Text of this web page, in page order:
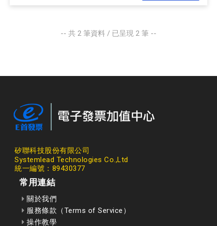
-- 共 2 筆資料 / 已呈現 2 筆 --
矽聯科技股份有限公司
Systemlead Technologies Co.,Ltd
統一編號：89430377
常用連結
關於我們
服務條款（Terms of Service）
操作教學